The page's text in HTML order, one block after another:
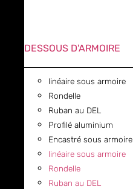
DESSOUS D'ARMOIRE
linéaire sous armoire
Rondelle
Ruban au DEL
Profilé aluminium
Encastré sous armoire
linéaire sous armoire
Rondelle
Ruban au DEL